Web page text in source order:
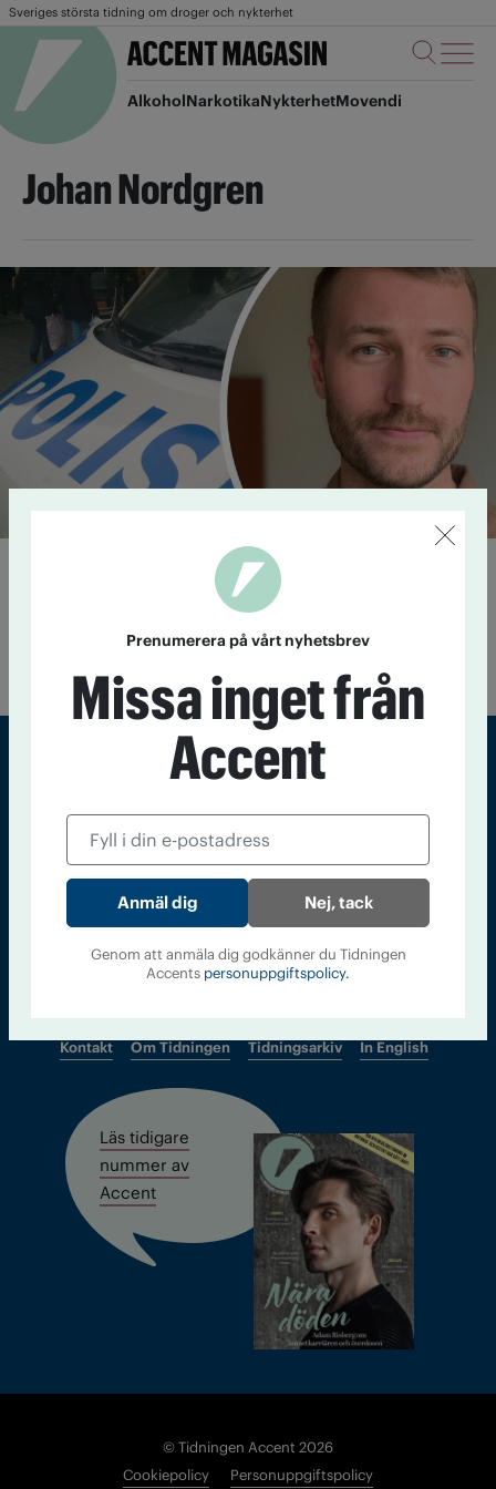
Sveriges största tidning om droger och nykterhet
AlkoholNarkotikaNykterhetMovendi
Johan Nordgren
Kör hellre människor till vård än
9 september 2022Polisen i Skåne är positiv till såväl
Tidningen Accent, A4, Bondegatan 21, 116 33 Stockholm
accent@iogt.se
Chefredaktör och ansvarig utgivare: Barbro Janson Lundkvist,
Kontakt Om Tidningen Tidningsarkiv In English
Läs tidigare
nummer av
Accent
© Tidningen Accent 2026
Cookiepolicy
Personuppgiftspolicy
Prenumerera på vårt nyhetsbrev
Missa inget från
Accent
Nej, tack
Genom att anmäla dig godkänner du Tidningen
Accents personuppgiftspolicy.